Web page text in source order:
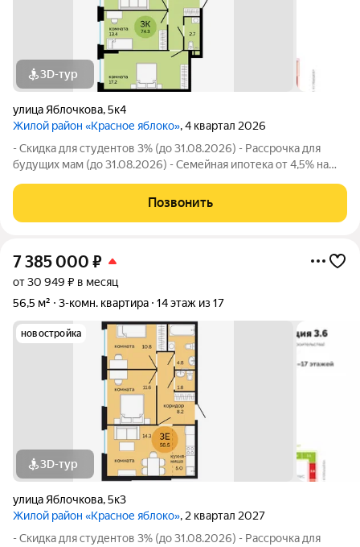
3D-тур
улица Яблочкова,5к4
Жилой район «Красное яблоко», 4 квартал 2026
- Скидка для студентов 3% (до 31.08.2026) - Рассрочка для
будущих мам (до 31.08.2026) - Семейная ипотека от 4,5% на
31.08.2026) - Скидка до 3% за каждого ребёнка (до 31.08.2026)
- Материнский
Позвонить
7 385 000 ₽
от 30 949 ₽ в месяц
56,5 м²
3-комн. квартира 14 этаж из 17
новостройка
3D-тур
улица Яблочкова,5к3
Жилой район «Красное яблоко», 2 квартал 2027
- Скидка для студентов 3% (до 31.08.2026) - Рассрочка для